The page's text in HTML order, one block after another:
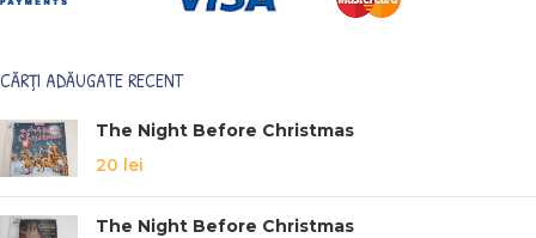
CĂRȚI ADĂUGATE RECENT
The Night Before Christmas
20 lei
The Night Before Christmas